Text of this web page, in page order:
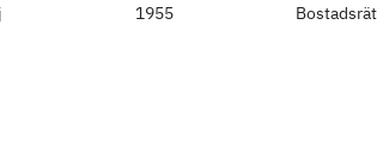
1955